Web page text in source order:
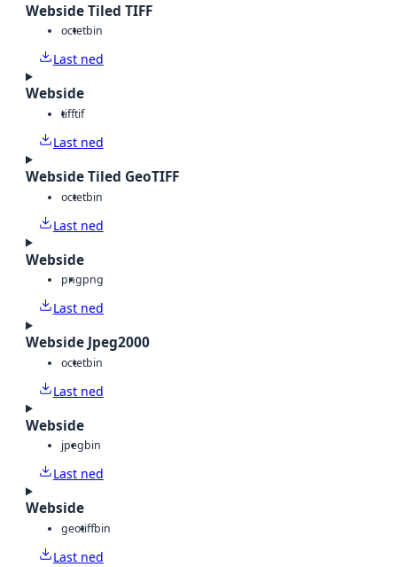
Webside Tiled TIFF
octetbin
Last ned
Webside
tifftif
Last ned
Webside Tiled GeoTIFF
octetbin
Last ned
Webside
pngpng
Last ned
Webside Jpeg2000
octetbin
Last ned
Webside
jpegbin
Last ned
Webside
geotiffbin
Last ned